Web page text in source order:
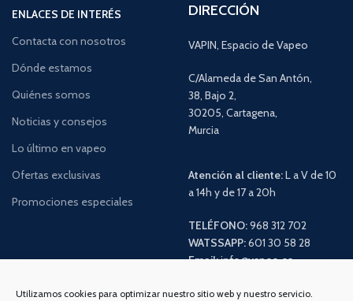
Utilizamos cookies para optimizar nuestro sitio web y nuestro servicio.
ENLACES DE INTERÉS
Contacta con nosotros
Dónde estamos
Quiénes somos
Noticias y consejos
Lo último en vapeo
Ofertas exclusivas
Promociones especiales
DIRECCIÓN
VAPIN, Espacio de Vapeo
C/Alameda de San Antón,
38, Bajo 2,
30205, Cartagena,
Murcia
Atención al cliente:L a V de 10
a 14h y de 17 a 20h
TELÉFONO:968 312 702
WATSSAPP:601 30 58 28
Email:info@vapeo.es